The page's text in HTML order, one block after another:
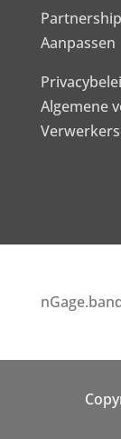
Partnership
Aanpassen
Algemene